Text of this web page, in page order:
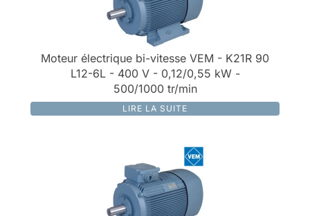
Moteur électrique bi-vitesse VEM - K21R 90
L12-6L - 400 V - 0,12/0,55 kW -
500/1000 tr/min
LIRE LA SUITE